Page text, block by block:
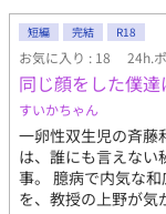
は、真に恋するス
は、杏の存在が気
真を待ち、大胆に
信条の真だったが
だまだお子様の杏に
ときを過ごした。
気軽に杏に話した
出してしまう。 一
杏は、真を勝手に
真だったが、彼とふ
短編 完結 R18
お気に入り : 18 24h.
同じ顔をした僕
すいかちゃん
一卵性双生児の斉藤
は、誰にも言えない
事。 臆病で内気な
を、教授の上野が気